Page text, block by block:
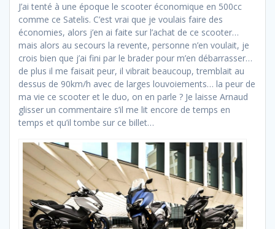
J’ai tenté à une époque le scooter économique en 500cc
comme ce Satelis. C’est vrai que je voulais faire des
économies, alors j’en ai faite sur l’achat de ce scooter…
mais alors au secours la revente, personne n’en voulait, je
crois bien que j’ai fini par le brader pour m’en débarrasser…
de plus il me faisait peur, il vibrait beaucoup, tremblait au
dessus de 90km/h avec de larges louvoiements… la peur de
ma vie ce scooter et le duo, on en parle ? Je laisse Arnaud
glisser un commentaire s’il me lit encore de temps en
temps et qu’il tombe sur ce billet…